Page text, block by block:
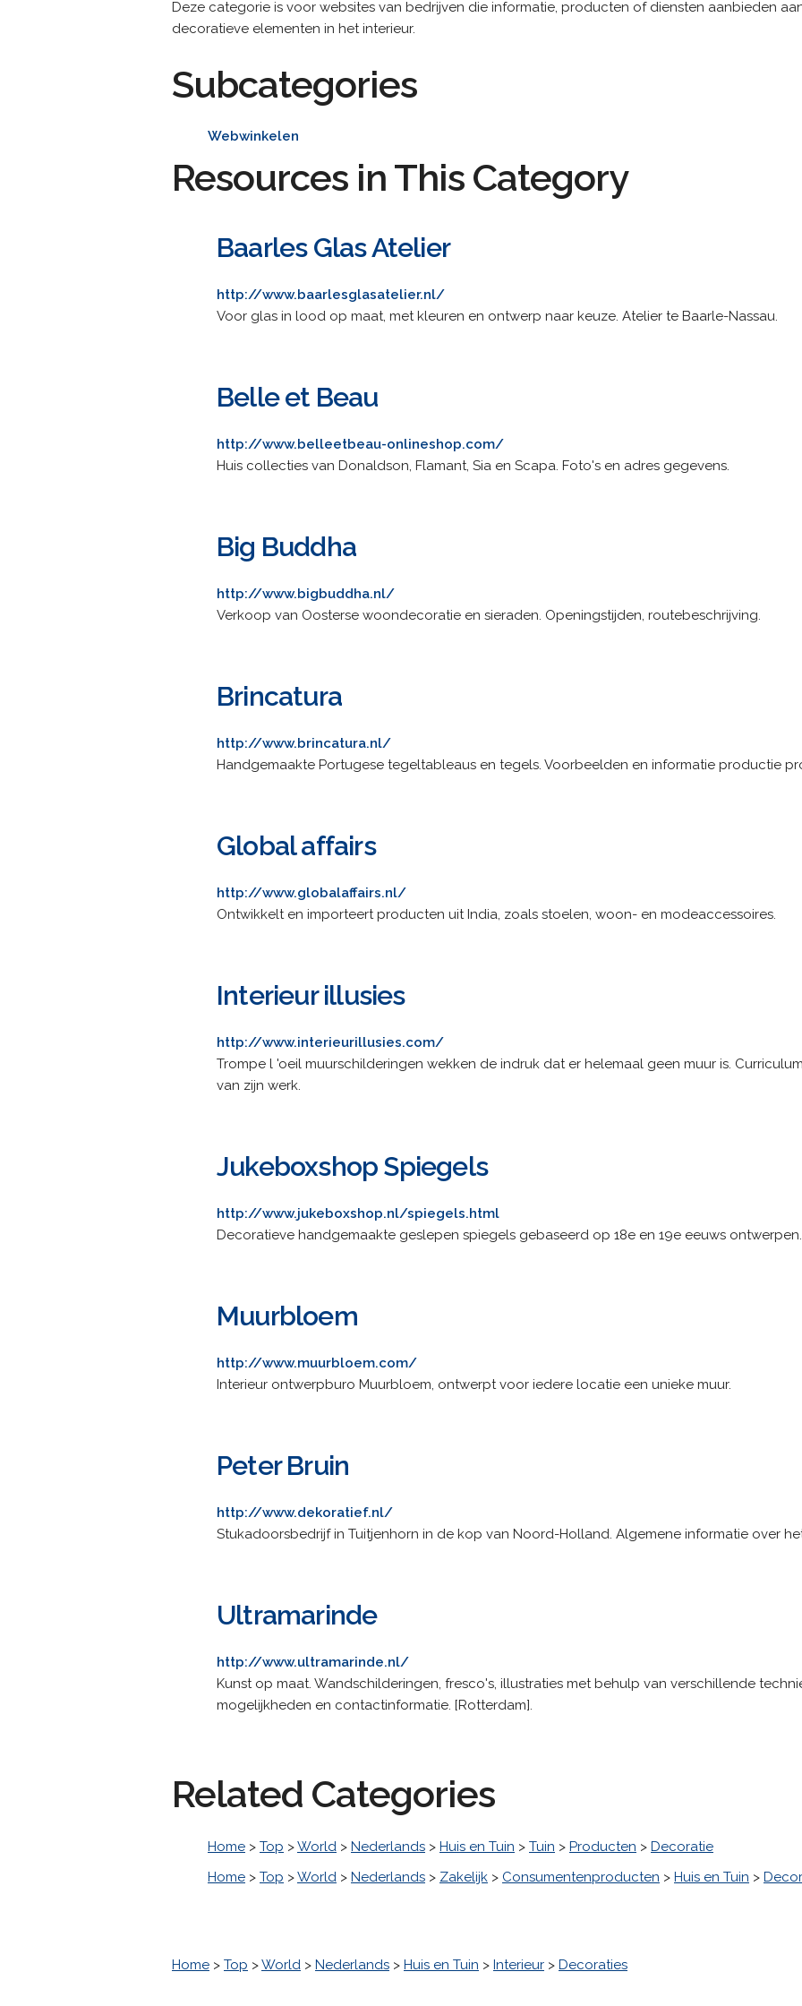
Deze categorie is voor websites van bedrijven die informatie, producten of diensten aanbieden
decoratieve elementen in het interieur.
Subcategories
Webwinkelen
Resources in This Category
Baarles Glas Atelier
http://www.baarlesglasatelier.nl/
Voor glas in lood op maat, met kleuren en ontwerp naar keuze. Atelier te Baarle-Nassau.
Belle et Beau
http://www.belleetbeau-onlineshop.com/
Huis collecties van Donaldson, Flamant, Sia en Scapa. Foto's en adres gegevens.
Big Buddha
http://www.bigbuddha.nl/
Verkoop van Oosterse woondecoratie en sieraden. Openingstijden, routebeschrijving.
Brincatura
http://www.brincatura.nl/
Handgemaakte Portugese tegeltableaus en tegels. Voorbeelden en informatie productie
Global affairs
http://www.globalaffairs.nl/
Ontwikkelt en importeert producten uit India, zoals stoelen, woon- en modeaccessoires.
Interieur illusies
http://www.interieurillusies.com/
Trompe l 'oeil muurschilderingen wekken de indruk dat er helemaal geen muur is.
van zijn werk.
Jukeboxshop Spiegels
http://www.jukeboxshop.nl/spiegels.html
Decoratieve handgemaakte geslepen spiegels gebaseerd op 18e en 19e eeuws ontwerpen.
Muurbloem
http://www.muurbloem.com/
Interieur ontwerpburo Muurbloem, ontwerpt voor iedere locatie een unieke muur.
Peter Bruin
http://www.dekoratief.nl/
Stukadoorsbedrijf in Tuitjenhorn in de kop van Noord-Holland. Algemene informatie over
Ultramarinde
http://www.ultramarinde.nl/
Kunst op maat. Wandschilderingen, fresco's, illustraties met behulp van verschillende
mogelijkheden en contactinformatie. [Rotterdam].
Related Categories
Home > Top >World > Nederlands > Huis en Tuin > Tuin > Producten > Decoratie
Home > Top >World > Nederlands > Zakelijk > Consumentenproducten > Huis en Tuin >
Home > Top >World > Nederlands > Huis en Tuin > Interieur > Decoraties